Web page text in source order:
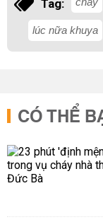
Tag:
lúc nữa khuya
CÓ THỂ